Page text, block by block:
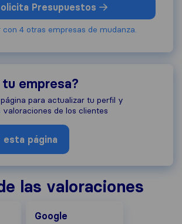
Presupuestos
con 4 otras empresas de mudanza.
empresa?
para actualizar tu perfil y
valoraciones de los clientes
esta página
las valoraciones
Google